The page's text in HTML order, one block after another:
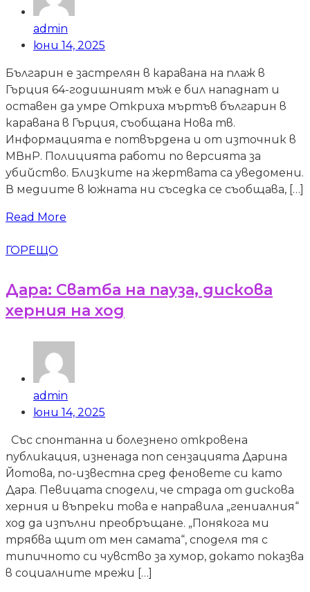
admin
юни 14, 2025
Българин е застрелян в каравана на плаж в
Гърция 64-годишният мъж е бил нападнат и
оставен да умре Откриха мъртъв българин в
каравана в Гърция, съобщана Нова тв.
Информацията е потвърдена и от източник в
МВнР. Полицията работи по версията за
убийство. Близките на жертвата са уведомени.
В медиите в южната ни съседка се съобщава, […]
Read More
ГОРЕЩО
Дара: Сватба на пауза, дискова
херния на ход
admin
юни 14, 2025
Със спонтанна и болезнено откровена
публикация, изненада поп сензацията Дарина
Йотова, по-известна сред феновете си като
Дара. Певицата сподели, че страда от дискова
херния и въпреки това е направила „гениалния“
ход да изпълни преобръщане. „Понякога ми
трябва щит от мен самата“, споделя тя с
типичното си чувство за хумор, докато показва
в социалните мрежи […]